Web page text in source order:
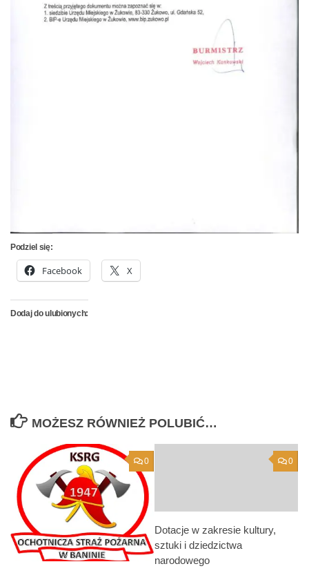
Podziel się:
Facebook X
Dodaj do ulubionych:
MOŻESZ RÓWNIEŻ POLUBIĆ…
0 0
Dotacje w zakresie kultury,
sztuki i dziedzictwa
narodowego